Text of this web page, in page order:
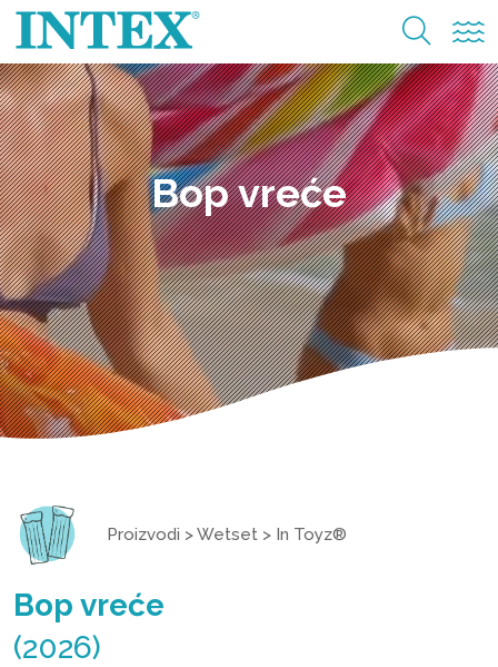
Bop vreće
Proizvodi >Wetset > In Toyz®
Bop vreće
(2026)